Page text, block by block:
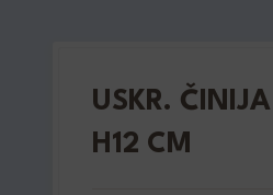
USKR.
H12 CM